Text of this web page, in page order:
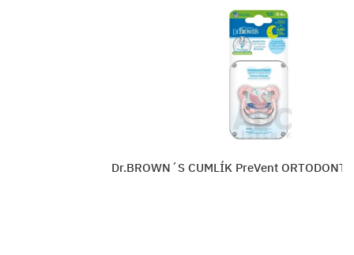
CUMLÍK PreVent ORTODONT SVIETIACI